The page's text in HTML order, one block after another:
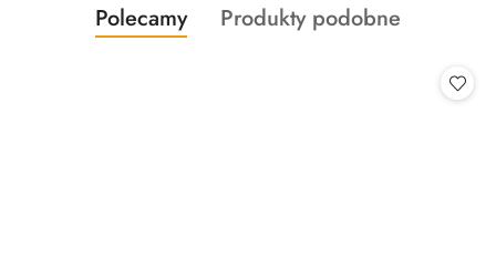
Pomiń karuzelę produktów
Produkty
o
Polecamy
Produkty
Produkty podobne